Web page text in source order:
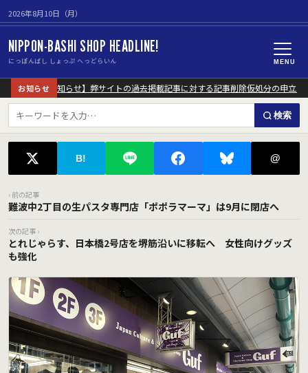
2026年8月10日（月）
NIPPON-BASHI SHOP HEADLINE!
にっぽんばし しょっぷ へっどらいん MENU
お知らせ
【重要なお知らせ】弊サイトの過去掲載記事に対する記事削除仮処分の申立につ
検索
B! @
‹ 前の記事
難波中2丁目の生パスタ専門店「ポポラマーマ」は9月に閉店へ
次の記事 ›
とれじゃらす、日本橋2号店を堺筋沿いに移転へ 女性向けグッズ
も強化